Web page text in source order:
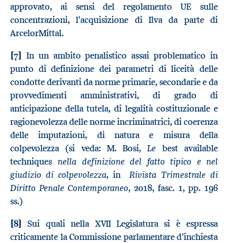
approvato, ai sensi del regolamento UE sulle
concentrazioni, l'acquisizione di Ilva da parte di
ArcelorMittal.
[7] In un ambito penalistico assai problematico in
punto di definizione dei parametri di liceità delle
condotte derivanti da norme primarie, secondarie e da
provvedimenti amministrativi, di grado di
anticipazione della tutela, di legalità costituzionale e
ragionevolezza delle norme incriminatrici, di coerenza
delle imputazioni, di natura e misura della
colpevolezza (si veda: M. Bosi,Le best available
techniques nella definizione del fatto tipico e nel
giudizio di colpevolezza, inRivista Trimestrale di
Diritto Penale Contemporaneo, 2018, fasc. 1, pp. 196
ss.)
[8] Sui quali nella XVII Legislatura si è espressa
criticamente la Commissione parlamentare d’inchiesta